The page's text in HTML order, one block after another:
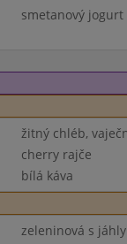
smetanový
žitný chléb,
cherry rajče
bílá káva
zeleninová s jáhly